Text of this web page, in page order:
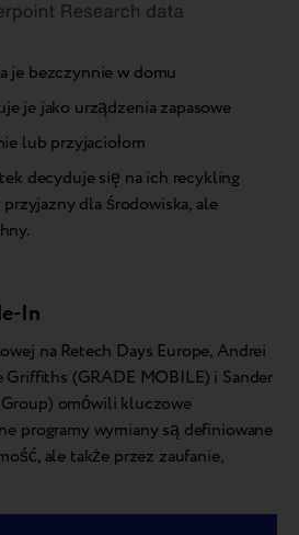
je bezczynnie w domu
je jako urządzenia zapasowe
lub przyjaciołom
decyduje się na ich recykling
dla środowiska, ale
In
na Retech Days Europe, Andrei
Griffiths (GRADE MOBILE) i Sander
omówili kluczowe
programy wymiany są definiowane
ale także przez zaufanie,